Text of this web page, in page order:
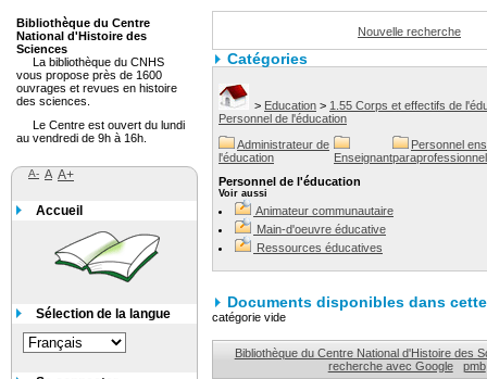
Nouvelle recherche
Catégories
> Education > 1.55 Corps et effectifs de
Personnel de l'éducation
Administrateur de
l'éducation
Enseignant
Personnel
paraprofessionnel
Personnel de l'éducation
Voir aussi
Animateur communautaire
Main-d'oeuvre éducative
Ressources éducatives
Documents disponibles dans
catégorie vide
Bibliothèque du Centre National d'Histoire des
recherche avec Google
pmb
Bibliothèque du Centre
National d'Histoire des
Sciences
La bibliothèque du CNHS
vous propose près de 1600
ouvrages et revues en histoire
des sciences.
Le Centre est ouvert du lundi
au vendredi de 9h à 16h.
A- A A+
Accueil
Sélection de la langue